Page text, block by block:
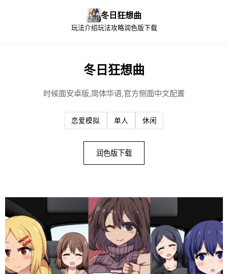
冬日狂想曲
玩法介绍玩法攻略润色版下载
冬日狂想曲
时候面安卓版,简体华语,官方侧面中文配置
恋爱模拟 单人 休闲
润色版下载